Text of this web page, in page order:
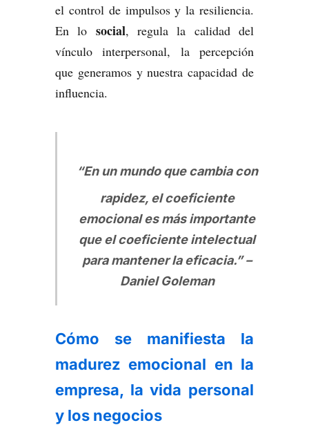
el control de impulsos y la resiliencia.
En lo social, regula la calidad del
vínculo interpersonal, la percepción
que generamos y nuestra capacidad de
influencia.
“En un mundo que cambia con
rapidez, el coeficiente
emocional es más importante
que el coeficiente intelectual
para mantener la eficacia.” –
Daniel Goleman
Cómo se manifiesta la
madurez emocional en la
empresa, la vida personal
y los negocios